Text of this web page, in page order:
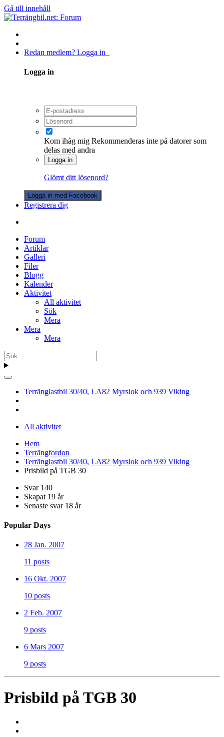
Gå till innehåll
Redan medlem? Logga in
Logga in
Kom ihåg mig Rekommenderas inte på datorer som
delas med andra
Logga in
Glömt ditt lösenord?
Logga in med Facebook
Registrera dig
Forum
Artiklar
Galleri
Filer
Blogg
Kalender
Aktivitet
All aktivitet
Sök
Mera
Mera
Mera
Terränglastbil 30/40, LA82 Myrslok och 939 Viking
All aktivitet
Hem
Terrängfordon
Terränglastbil 30/40, LA82 Myrslok och 939 Viking
Prisbild på TGB 30
Svar 140
Skapat 19 år
Senaste svar 18 år
Popular Days
28 Jan. 2007
11 posts
16 Okt. 2007
10 posts
2 Feb. 2007
9 posts
6 Mars 2007
9 posts
Prisbild på TGB 30